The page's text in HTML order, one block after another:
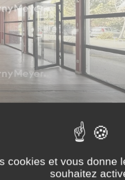
cookies et vous donne
souhaitez